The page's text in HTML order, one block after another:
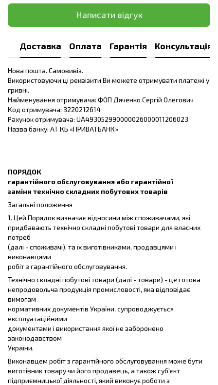
Написати відгук
Доставка Оплата Гарантія Консультація
Нова пошта. Самовивіз.
Використовуючи ці реквізити Ви можете отримувати платежі у
гривні.
Найменування отримувача: ФОП Дяченко Сергій Олегович
Код отримувача: 3220212614
Рахунок отримувача: UA493052990000026000011206023
Назва банку: АТ КБ «ПРИВАТБАНК»
ПОРЯДОК
гарантійного обслуговування або гарантійної
заміни технічно складних побутових товарів
Загальні положення
1. Цей Порядок визначає відносини між споживачами, які
придбавають технічно складні побутові товари для власних
потреб
(далі - споживачі), та їх виготівниками, продавцями і
виконавцями
робіт з гарантійного обслуговування.
Технічно складні побутові товари (далі - товари) - це готова
непродовольча продукція промисловості, яка відповідає
вимогам
нормативних документів України, супроводжується
експлуатаційними
документами і використання якої не заборонено
законодавством
України.
Виконавцем робіт з гарантійного обслуговування може бути
виготівник товару чи його продавець, а також суб'єкт
підприємницької діяльності, який виконує роботи з